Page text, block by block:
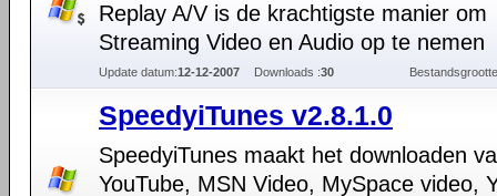
Replay A/V is de krachtigste manier om
Streaming Video en Audio op te nemen
Update datum:12-12-2007 Downloads :30
SpeedyiTunes v2.8.1.0
SpeedyiTunes maakt het downloaden
YouTube, MSN Video, MySpace video,